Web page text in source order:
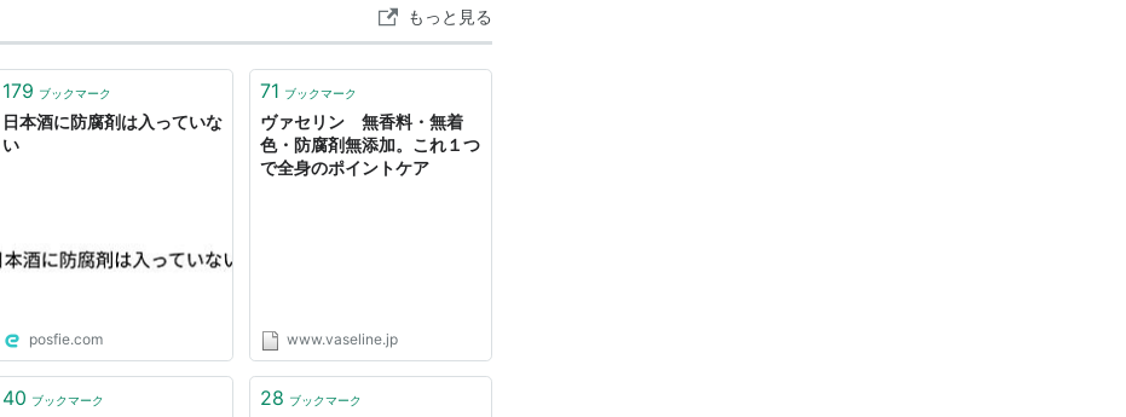
もっと見る
179 ブックマーク
日本酒に防腐剤は入っていな
い
posfie.com
71 ブックマーク
ヴァセリン 無香料・無着
色・防腐剤無添加。これ１つ
で全身のポイントケア
www.vaseline.jp
40 ブックマーク 28 ブックマーク